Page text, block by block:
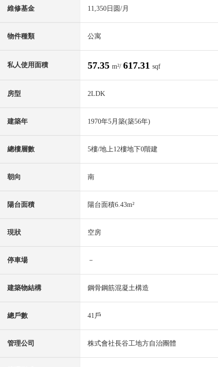
維修基金 11,350日圆/月
物件種類 公寓
私人使用面積 57.35 m²/ 617.31 sqf
房型 2LDK
建築年 1970年5月築(築56年)
總樓層數 5樓/地上12樓地下0階建
朝向 南
陽台面積 陽台面積6.43m²
現狀 空房
停車場 －
建築物結構 鋼骨鋼筋混凝土構造
總戶數 41戶
管理公司 株式會社長谷工地方自治團體